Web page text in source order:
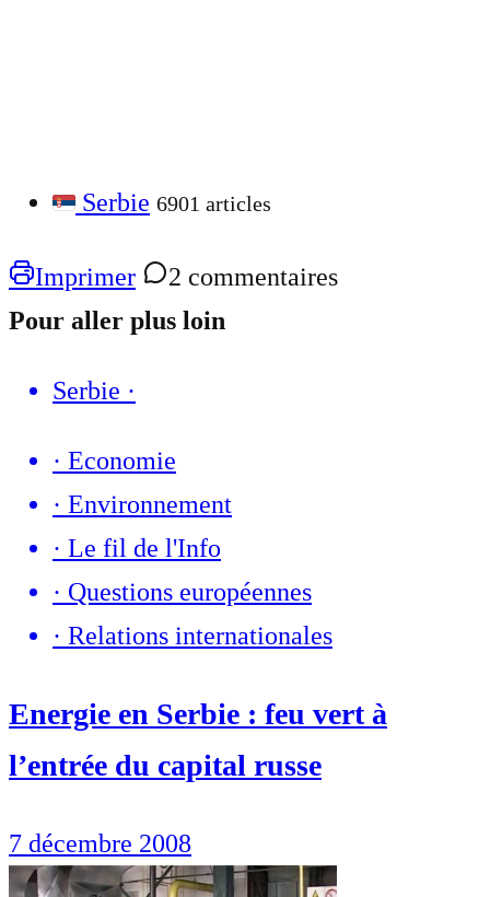
Serbie 6901 articles
Imprimer
2 commentaires
Pour aller plus loin
Serbie ·
· Economie
· Environnement
· Le fil de l'Info
· Questions européennes
· Relations internationales
Energie en Serbie : feu vert à
l’entrée du capital russe
7 décembre 2008